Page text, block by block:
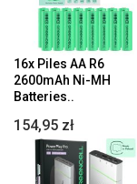
16x Piles AA R6
2600mAh Ni-MH
Batteries..
154,95 zł